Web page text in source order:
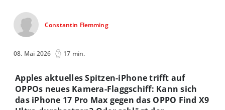
Constantin Flemming
08. Mai 2026 17 min.
Apples aktuelles Spitzen-iPhone trifft auf
OPPOs neues Kamera-Flaggschiff: Kann sich
das iPhone 17 Pro Max gegen das OPPO Find X9